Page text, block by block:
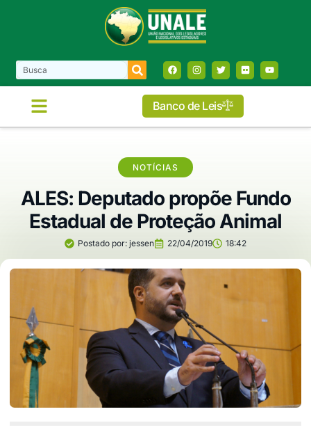
Banco de Leis
NOTÍCIAS
ALES: Deputado propõe Fundo
Estadual de Proteção Animal
Postado por: jessen 22/04/2019 18:42